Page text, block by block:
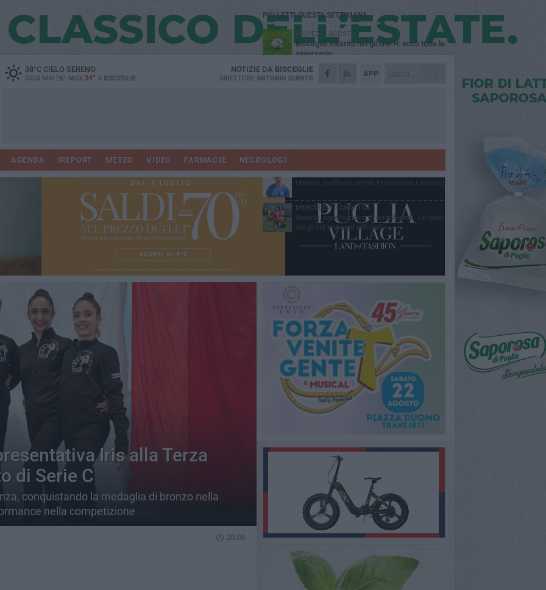
38°CCIELO SERENO
OGGI MIN 26° MAX 34° A BISCEGLIE
APP
NOTIZIE DA BISCEGLIE
DIRETTORE ANTONIO QUINTO
AGENDA IREPORT METEO VIDEO FARMACIE NECROLOGI
Iris alla Terza
di Serie C
conquistando la medaglia di bronzo nella
nella competizione
20.08
PIÙ LETTI QUESTA SETTIMANA
GIOVEDÌ 6 AGOSTO
Bisceglie inserito nel girone H: ecco tutte le
avversarie
LUNEDÌ 3 AGOSTO
Simone Franceschi, una solida certezza
Unione, innesto per le corsie offensive:
MARTEDÌ 4 AGOSTO
MERCOLEDÌ 5 AGOSTO
Unione, agosto ricco di amichevoli. Le date
dei primi impegni ufficiali